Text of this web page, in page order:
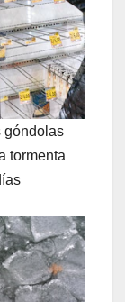
góndolas
tormenta